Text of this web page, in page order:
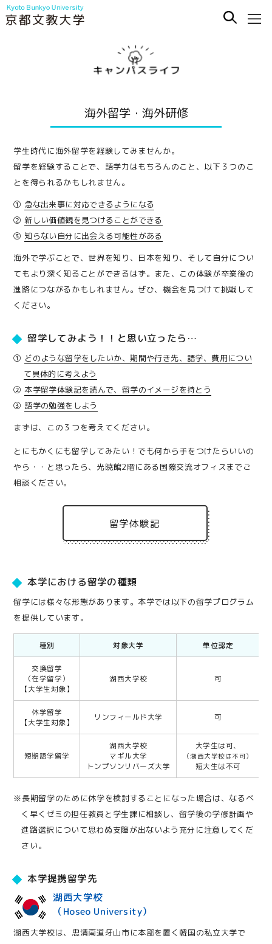
海外留学・海外研修
学生時代に海外留学を経験してみませんか。
留学を経験することで、語学力はもちろんのこと、以下３つのこ
とを得られるかもしれません。
① 急な出来事に対応できるようになる
②新しい価値観を見つけることができる
③ 知らない自分に出会える可能性がある
海外で学ぶことで、世界を知り、日本を知り、そして自分につい
てもより深く知ることができるはず。また、この体験が卒業後の
進路につながるかもしれません。ぜひ、機会を見つけて挑戦して
ください。
留学してみよう！！と思い立ったら…
① どのような留学をしたいか、期間や行き先、語学、費用につい
て具体的に考えよう
②本学留学体験記を読んで、留学のイメージを持とう
③ 語学の勉強をしよう
まずは、この３つを考えてください。
とにもかくにも留学してみたい！でも何から手をつけたらいいの
やら・・と思ったら、光暁館2階にある国際交流オフィスまでご
相談ください。
留学体験記
本学における留学の種類
留学には様々な形態があります。本学では以下の留学プログラム
を提供しています。
種別 対象大学 単位認定
交換留学
（在学留学）
【大学生対象】
湖西大学校 可
休学留学
【大学生対象】
リンフィールド大学 可
短期語学留学
湖西大学校
マギル大学
トンプソンリバーズ大学
大学生は可、
（湖西大学校は不可）
短大生は不可
※長期留学のために休学を検討することになった場合は、なるべ
く早くゼミの担任教員と学生課に相談し、留学後の学修計画や
進路選択について思わぬ支障が出ないよう充分に注意してくだ
さい。
本学提携留学先
湖西大学校
（Hoseo University）
湖西大学校は、忠清南道牙山市に本部を置く韓国の私立大学で